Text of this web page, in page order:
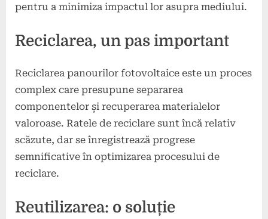
pentru a minimiza impactul lor asupra mediului.
Reciclarea, un pas important
Reciclarea panourilor fotovoltaice este un proces
complex care presupune separarea
componentelor și recuperarea materialelor
valoroase. Ratele de reciclare sunt încă relativ
scăzute, dar se înregistrează progrese
semnificative în optimizarea procesului de
reciclare.
Reutilizarea: o soluție